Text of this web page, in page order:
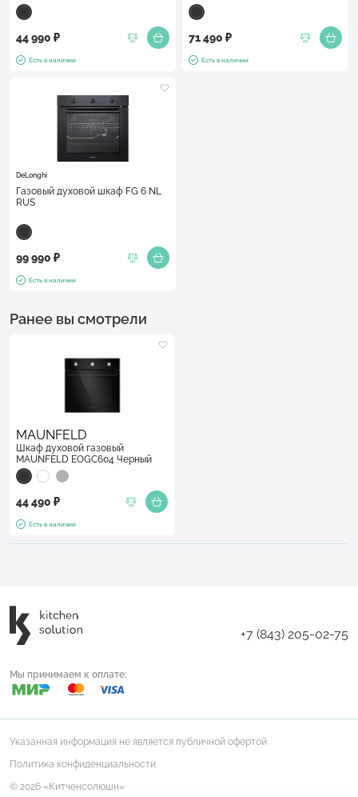
44 990 ₽
Есть в наличии
71 490 ₽
Есть в наличии
DeLonghi
Газовый духовой шкаф FG 6 NL
RUS
99 990 ₽
Есть в наличии
Ранее вы смотрели
MAUNFELD
Шкаф духовой газовый
MAUNFELD EOGC604 Черный
44 490 ₽
Есть в наличии
+7 (843) 205-02-75
Мы принимаем к оплате:
© 2026 «Китченсолюшн»
Политика конфиденциальности
Указанная информация не является публичной офертой